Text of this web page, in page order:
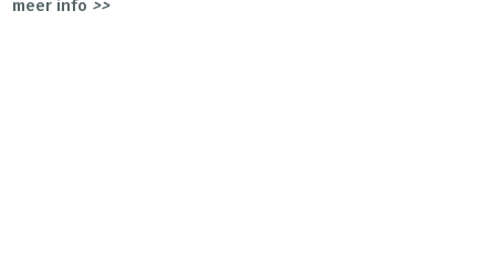
meer info >>